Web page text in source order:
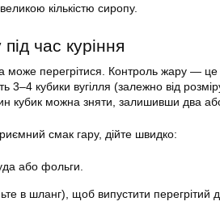
кількістю сиропу.
час куріння
може перегрітися. Контроль жару —
3–4 кубики вугілля (залежно від
кубик можна зняти, залишивши два
смак гару, дійте швидко:
або фольги.
в шланг), щоб випустити перегрітий